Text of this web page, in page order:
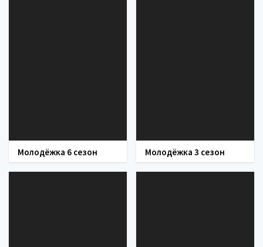
Молодёжка 6 сезон Молодёжка 3 сезон